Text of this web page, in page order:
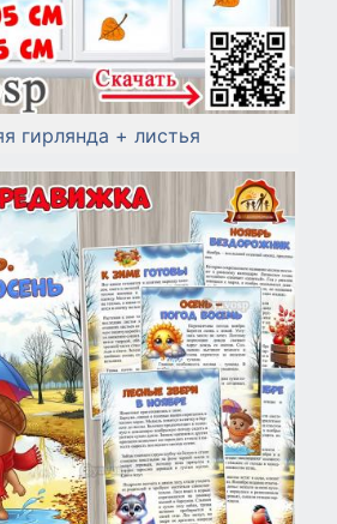
гирлянда + листья